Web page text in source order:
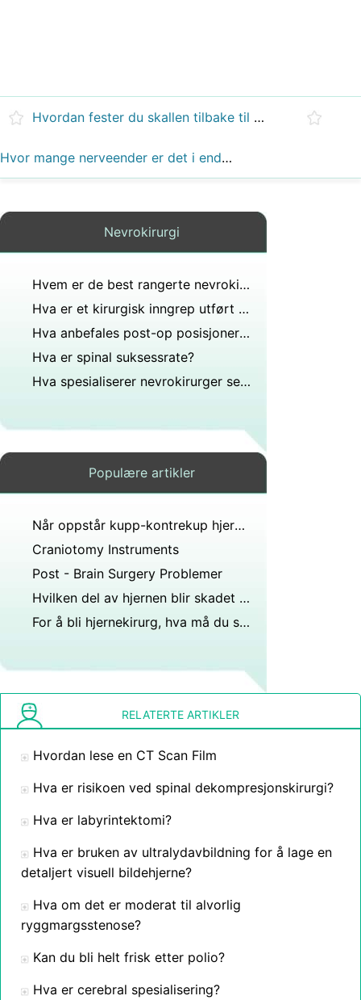
Hvordan fester du skallen tilbake til ryggraden?
Hvor mange nerveender er det i endetarmen?
Nevrokirurgi
Hvem er de best rangerte nevrokirurgene i Pennsylvania?
Hva er et kirurgisk inngrep utført på svelget?
Hva anbefales post-op posisjonering etter lobektomi?
Hva er spinal suksessrate?
Hva spesialiserer nevrokirurger seg på?
Populære artikler
Når oppstår kupp-kontrekup hjerneskade?
Craniotomy Instruments
Post - Brain Surgery Problemer
Hvilken del av hjernen blir skadet hvis noen husker navn?
For å bli hjernekirurg, hva må du studere på college?
RELATERTE ARTIKLER
Hvordan lese en CT Scan Film
Hva er risikoen ved spinal dekompresjonskirurgi?
Hva er labyrintektomi?
Hva er bruken av ultralydavbildning for å lage en
detaljert visuell bildehjerne?
Hva om det er moderat til alvorlig
ryggmargsstenose?
Kan du bli helt frisk etter polio?
Hva er cerebral spesialisering?